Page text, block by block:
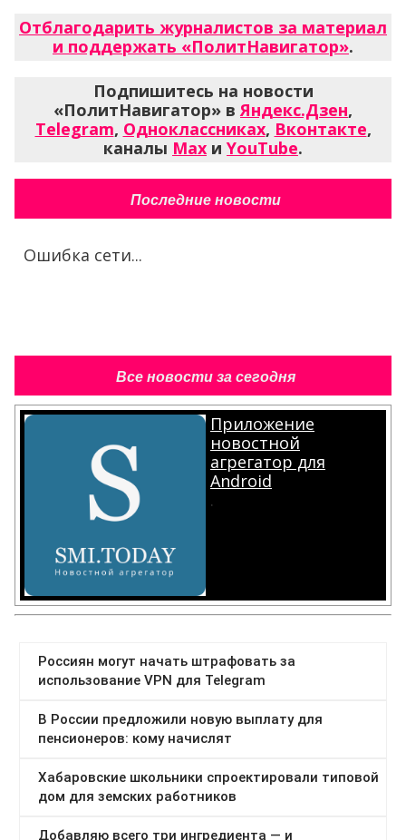
Отблагодарить журналистов за материал
и поддержать «ПолитНавигатор».
Подпишитесь на новости
«ПолитНавигатор» вЯндекс.Дзен,
Telegram, Одноклассниках, Вконтакте,
каналы Max и YouTube.
Последние новости
Ошибка сети...
Все новости за сегодня
Приложение
новостной
агрегатор для
Android
.